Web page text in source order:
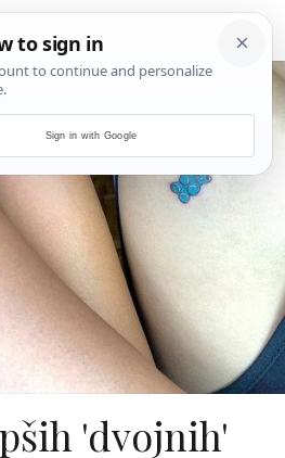
'dvojnih'
Sign in with Google